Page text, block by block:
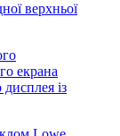
верхньої
із